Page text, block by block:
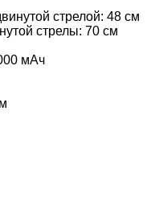
стрелой: 48 см
стрелы: 70 см
мАч